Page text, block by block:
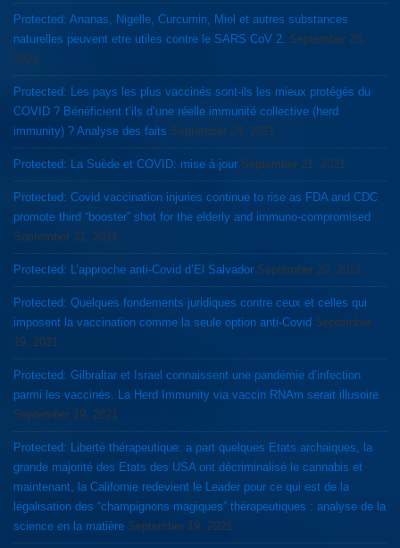
Protected: Ananas, Nigelle, Curcumin, Miel et autres substances
naturelles peuvent etre utiles contre le SARS CoV 2. September 26,
2021
Protected: Les pays les plus vaccinés sont-ils les mieux protégés du
COVID ? Bénéficient t’ils d’une réelle immunité collective (herd
immunity) ? Analyse des faits September 24, 2021
Protected: La Suède et COVID: mise à jour September 21, 2021
Protected: Covid vaccination injuries continue to rise as FDA and CDC
promote third “booster” shot for the elderly and immuno-compromised
September 21, 2021
Protected: L’approche anti-Covid d’El Salvador September 20, 2021
Protected: Quelques fondements juridiques contre ceux et celles qui
imposent la vaccination comme la seule option anti-Covid September
19, 2021
Protected: Gilbraltar et Israel connaissent une pandémie d’infection
parmi les vaccinés. La Herd Immunity via vaccin RNAm serait illusoire
September 19, 2021
Protected: Liberté thérapeutique: a part quelques Etats archaiques, la
grande majorité des Etats des USA ont décriminalisé le cannabis et
maintenant, la Californie redevient le Leader pour ce qui est de la
légalisation des “champignons magiques” thérapeutiques : analyse de la
science en la matière September 19, 2021